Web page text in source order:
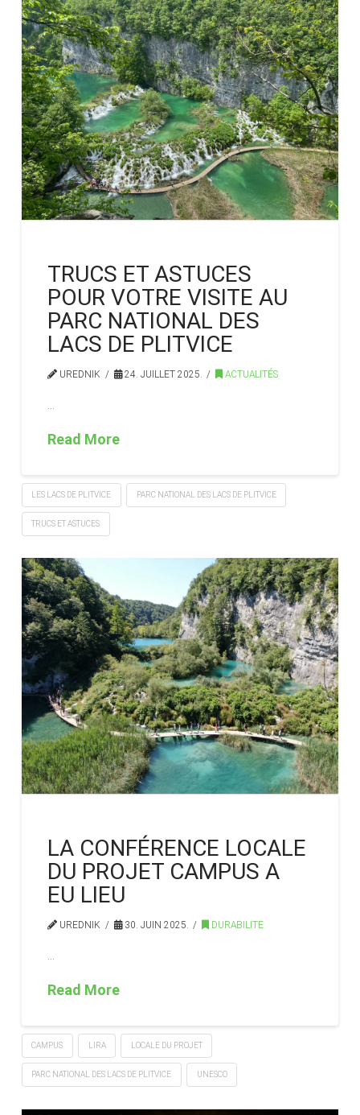
TRUCS ET ASTUCES
POUR VOTRE VISITE AU
PARC NATIONAL DES
LACS DE PLITVICE
UREDNIK 24. JUILLET 2025. ACTUALITÉS
Read More
LES LACS DE PLITVICE PARC NATIONAL DES LACS DE PLITVICE
TRUCS ET ASTUCES
LA CONFÉRENCE LOCALE
DU PROJET CAMPUS A
EU LIEU
UREDNIK 30. JUIN 2025. DURABILITE
Read More
CAMPUS LIRA LOCALE DU PROJET
PARC NATIONAL DES LACS DE PLITVICE UNESCO